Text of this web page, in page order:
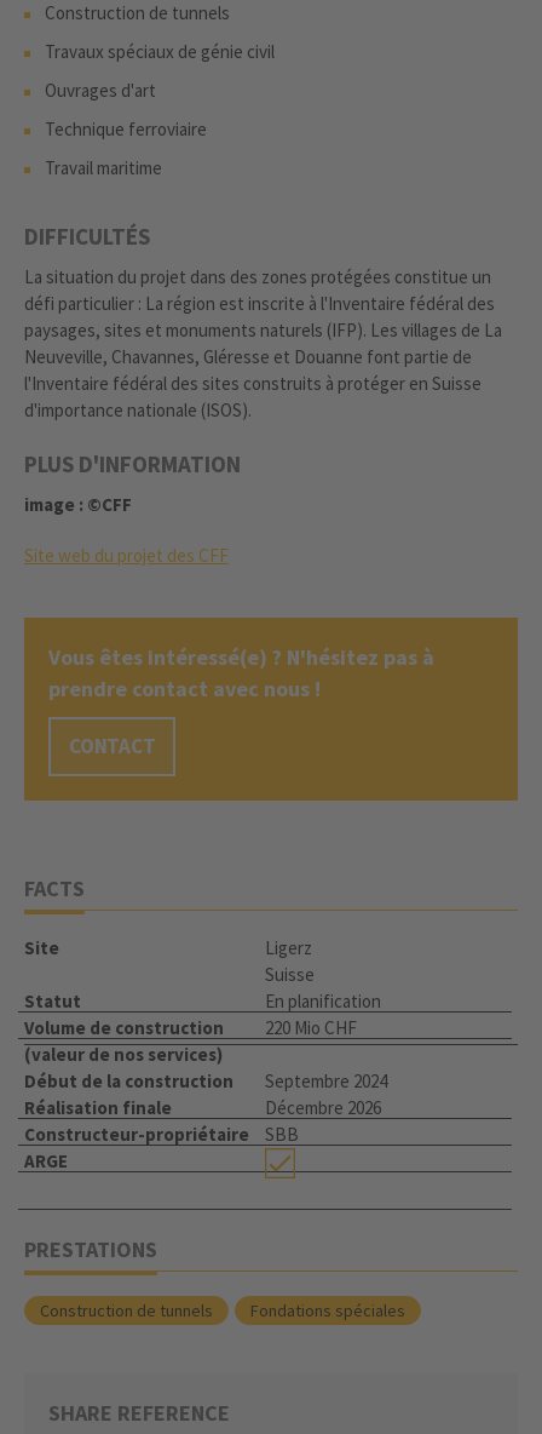
Construction de tunnels
Travaux spéciaux de génie civil
Ouvrages d'art
Technique ferroviaire
Travail maritime
DIFFICULTÉS
La situation du projet dans des zones protégées constitue un
défi particulier : La région est inscrite à l'Inventaire fédéral des
paysages, sites et monuments naturels (IFP). Les villages de La
Neuveville, Chavannes, Gléresse et Douanne font partie de
l'Inventaire fédéral des sites construits à protéger en Suisse
d'importance nationale (ISOS).
PLUS D'INFORMATION
image : ©CFF
Site web du projet des CFF
Vous êtes intéressé(e) ? N'hésitez pas à
prendre contact avec nous !
CONTACT
FACTS
Site
Ligerz
Suisse
Statut
En planification
Volume de construction
(valeur de nos services)
220 Mio CHF
Début de la construction
Septembre 2024
Réalisation finale
Décembre 2026
Constructeur-propriétaire
SBB
ARGE
PRESTATIONS
Construction de tunnels Fondations spéciales
SHARE REFERENCE